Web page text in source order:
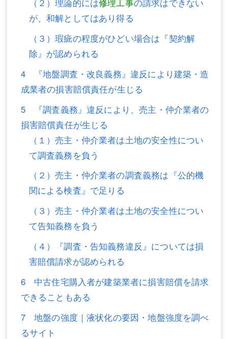
債務整理
マスコミ取材・実績
アクセス
東京事務所 (新宿・四谷)
埼玉事務所 (さいたま市)
川口事務所（埼玉県川口市）
マスコミ取材・実績
東京事務所 (新宿・四谷)
埼玉事務所 (さいたま市)
川口事務所（埼玉県川口市）
お問い合せフォーム
（２）理論的には修理工事の請求はできない
が、和解としてはあり得る
（３）瑕疵の程度がひどい場合は『契約解
除』が認められる
4 『地盤調査・改良義務』違反により建築・造
成業者の損害賠償責任が生じる
5 『調査義務』違反により、売主・仲介業者の
損害賠償責任が生じる
（１）売主・仲介業者は土地の安全性につい
て調査義務を負う
（２）売主・仲介業者の調査義務は『公的機
関による検査』で足りる
（３）売主・仲介業者は土地の安全性につい
て告知義務を負う
（４）『調査・告知義務違反』については損
害賠償請求が認められる
6 中古住宅購入者が建築業者に損害賠償を請求
できることもある
7 地盤の強度｜液状化の要因・地盤強度を調べ
るサイト